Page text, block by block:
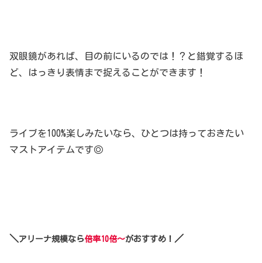
双眼鏡があれば、目の前にいるのでは！？と錯覚するほ
ど、はっきり表情まで捉えることができます！
ライブを100%楽しみたいなら、ひとつは持っておきたい
マストアイテムです◎
＼アリーナ規模なら倍率10倍～がおすすめ！ ／